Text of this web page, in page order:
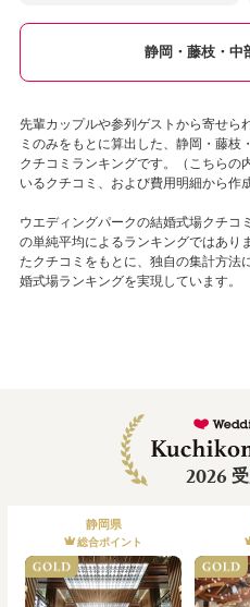
静岡・藤枝・中
先輩カップルや参列ゲストから寄せら
ミのみをもとに算出した、静岡・藤
クチコミランキングです。（こちらの
いるクチコミ、および費用明細から作
ウエディングパークの結婚式場クチコ
の単純平均によるランキングではあり
たクチコミをもとに、独自の集計方法
婚式場ランキングを実現しています。
2026
静岡県
総合ポイント